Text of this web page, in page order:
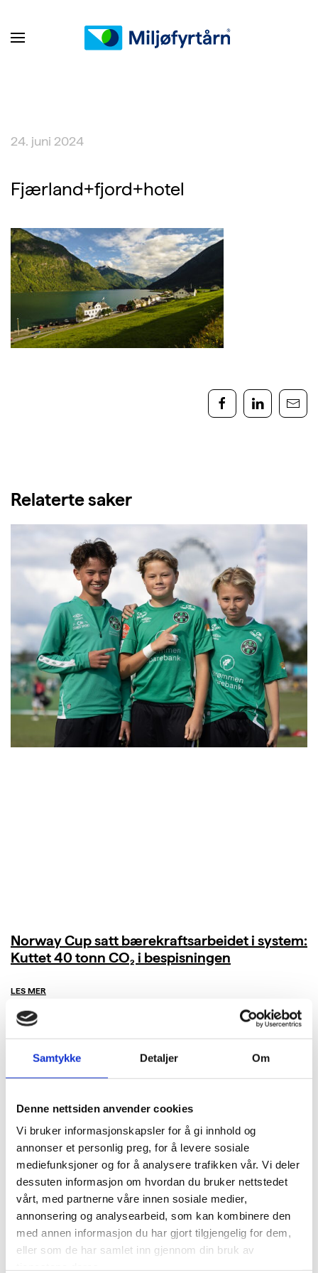
Samtykke Detaljer Om
Denne nettsiden anvender cookies
Vi bruker informasjonskapsler for å gi innhold og
annonser et personlig preg, for å levere sosiale
mediefunksjoner og for å analysere trafikken vår. Vi deler
dessuten informasjon om hvordan du bruker nettstedet
vårt, med partnerne våre innen sosiale medier,
annonsering og analysearbeid, som kan kombinere den
med annen informasjon du har gjort tilgjengelig for dem,
eller som de har samlet inn gjennom din bruk av
24. juni 2024
Fjærland+fjord+hotel
Relaterte saker
Norway Cup satt bærekraftsarbeidet i system:
Kuttet 40 tonn CO₂ i bespisningen
LES MER